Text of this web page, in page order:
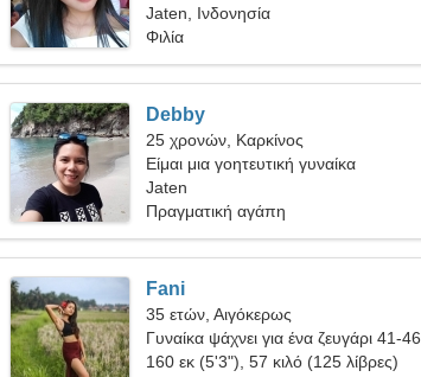
Jaten, Ινδονησία
Φιλία
Debby
25 χρονών, Καρκίνος
Είμαι μια γοητευτική γυναίκα
Jaten
Πραγματική αγάπη
Fani
35 ετών, Αιγόκερως
Γυναίκα ψάχνει για ένα ζευγάρι 41-46
160 εκ (5'3"), 57 κιλό (125 λίβρες)